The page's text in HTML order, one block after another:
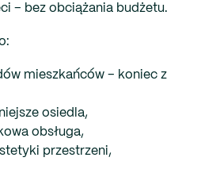
– bez obciążania budżetu.
mieszkańców – koniec z
osiedla,
obsługa,
przestrzeni,